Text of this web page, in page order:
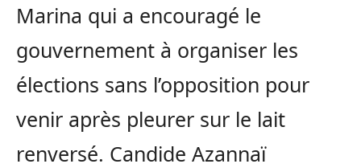
Marina qui a encouragé le
gouvernement à organiser les
élections sans l’opposition pour
venir après pleurer sur le lait
renversé. Candide Azannaï